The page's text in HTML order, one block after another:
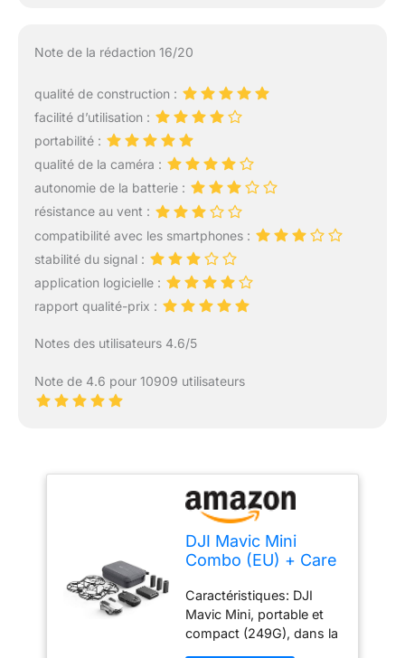
Note de la rédaction 16/20
qualité de construction :
facilité d’utilisation :
portabilité :
qualité de la caméra :
autonomie de la batterie :
résistance au vent :
compatibilité avec les smartphones :
stabilité du signal :
application logicielle :
rapport qualité-prix :
Notes des utilisateurs 4.6/5
Note de 4.6 pour 10909 utilisateurs
DJI Mavic Mini
Combo (EU) + Care
Ultra-Léger et Ultra-
Transportable,
Autonomie de 30
Caractéristiques: DJI
Mavic Mini, portable et
compact (249G), dans la